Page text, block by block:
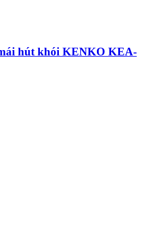
hút khói KENKO KEA-